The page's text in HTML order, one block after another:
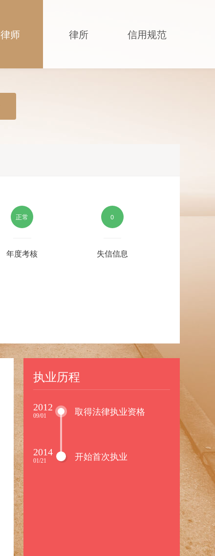
律师 律所 信用规范
正常
年度考核
0
失信信息
执业历程
2012
09/01 取得法律执业资格
2014
01/21 开始首次执业